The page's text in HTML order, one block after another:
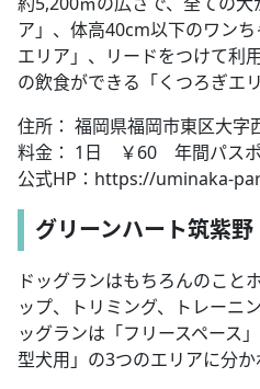
ア」、体高40cm以下のワン
エリア」、リードをつけて利
の飲食ができる「くつろぎエ
住所： 福岡県福岡市東区大字
料金： 1日 ￥60 年間パス
公式HP：https://uminaka-
グリーンハート筑紫野
ドッグランはもちろんのこと
ップ、トリミング、トレーニ
ッグランは「フリースペース
型犬用」の3つのエリアに分か